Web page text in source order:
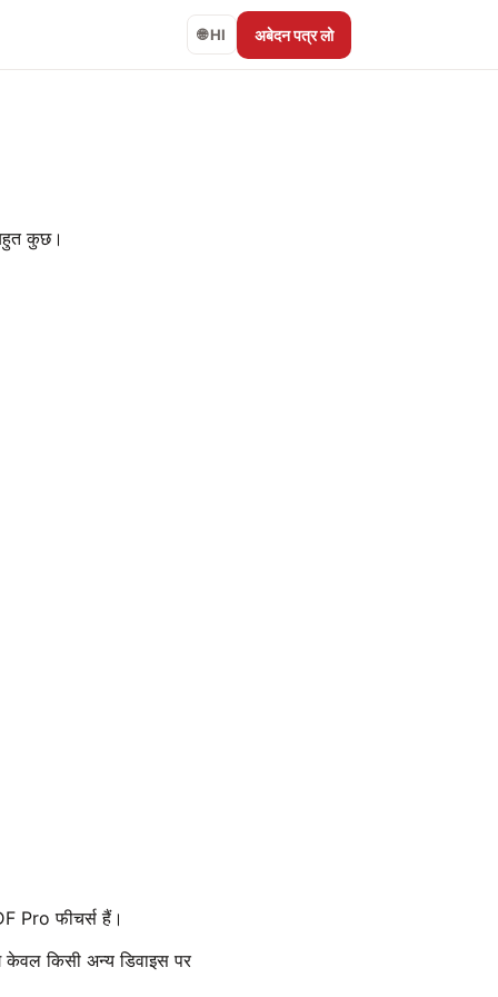
🌐 HI अबेदन पत्र लो
कुछ।
Pro फीचर्स हैं।
केवल किसी अन्य डिवाइस पर